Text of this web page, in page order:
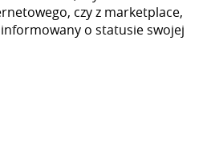
czy z marketplace,
o statusie swojej